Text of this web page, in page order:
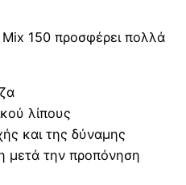
150 προσφέρει πολλά
λίπους
και της δύναμης
μετά την προπόνηση